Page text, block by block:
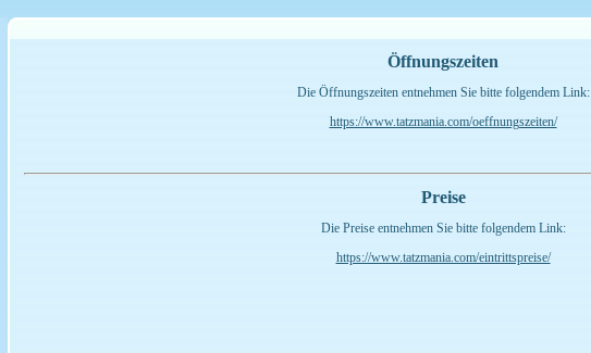
Öffnungszeiten
Die Öffnungszeiten entnehmen Sie bitte folgendem Link:
https://www.tatzmania.com/oeffnungszeiten/
Preise
Die Preise entnehmen Sie bitte folgendem Link:
https://www.tatzmania.com/eintrittspreise/